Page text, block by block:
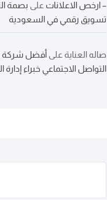
– ارخص الاعلانات على بصمة
تسويق رقمي في السعودية
صاله العناية على أفضل شركة
التواصل الاجتماعي خبراء